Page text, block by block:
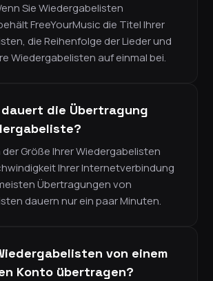
Sie Wiedergabelisten
FreeYourMusic die Titel Ihrer
die Reihenfolge der Lieder und
Wiedergabelisten auf einmal bei.
die Übertragung
Größe Ihrer Wiedergabelisten
Ihrer Internetverbindung
Übertragungen von
dauern nur ein paar Minuten.
von einem
Konto übertragen?